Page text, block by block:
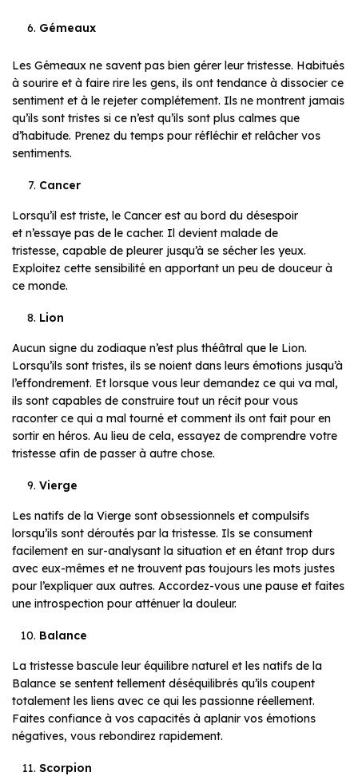
Gémeaux
Les Gémeaux ne savent pas bien gérer leur tristesse. Habitués
à sourire et à faire rire les gens, ils ont tendance à dissocier ce
sentiment et à le rejeter complétement. Ils ne montrent jamais
qu’ils sont tristes si ce n’est qu’ils sont plus calmes que
d’habitude. Prenez du temps pour réfléchir et relâcher vos
sentiments.
Cancer
Lorsqu’il est triste, le Cancer est au bord du désespoir
et n’essaye pas de le cacher. Il devient malade de
tristesse, capable de pleurer jusqu’à se sécher les yeux.
Exploitez cette sensibilité en apportant un peu de douceur à
ce monde.
Lion
Aucun signe du zodiaque n’est plus théâtral que le Lion.
Lorsqu’ils sont tristes, ils se noient dans leurs émotions jusqu’à
l’effondrement. Et lorsque vous leur demandez ce qui va mal,
ils sont capables de construire tout un récit pour vous
raconter ce qui a mal tourné et comment ils ont fait pour en
sortir en héros. Au lieu de cela, essayez de comprendre votre
tristesse afin de passer à autre chose.
Vierge
Les natifs de la Vierge sont obsessionnels et compulsifs
lorsqu’ils sont déroutés par la tristesse. Ils se consument
facilement en sur-analysant la situation et en étant trop durs
avec eux-mêmes et ne trouvent pas toujours les mots justes
pour l’expliquer aux autres. Accordez-vous une pause et faites
une introspection pour atténuer la douleur.
Balance
La tristesse bascule leur équilibre naturel et les natifs de la
Balance se sentent tellement déséquilibrés qu’ils coupent
totalement les liens avec ce qui les passionne réellement.
Faites confiance à vos capacités à aplanir vos émotions
négatives, vous rebondirez rapidement.
Scorpion